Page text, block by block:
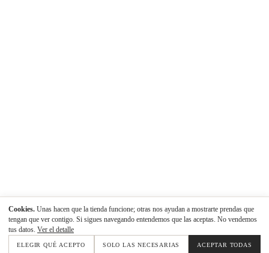
Cookies. Unas hacen que la tienda funcione; otras nos ayudan a mostrarte prendas que
tengan que ver contigo. Si sigues navegando entendemos que las aceptas. No vendemos
tus datos. Ver el detalle
ELEGIR QUÉ ACEPTO SOLO LAS NECESARIAS ACEPTAR TODAS